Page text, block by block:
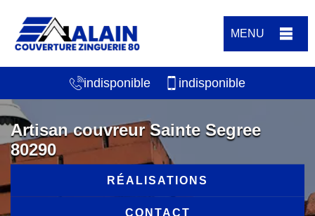
MENU
indisponible indisponible
Artisan couvreur Sainte Segree
80290
RÉALISATIONS
CONTACT